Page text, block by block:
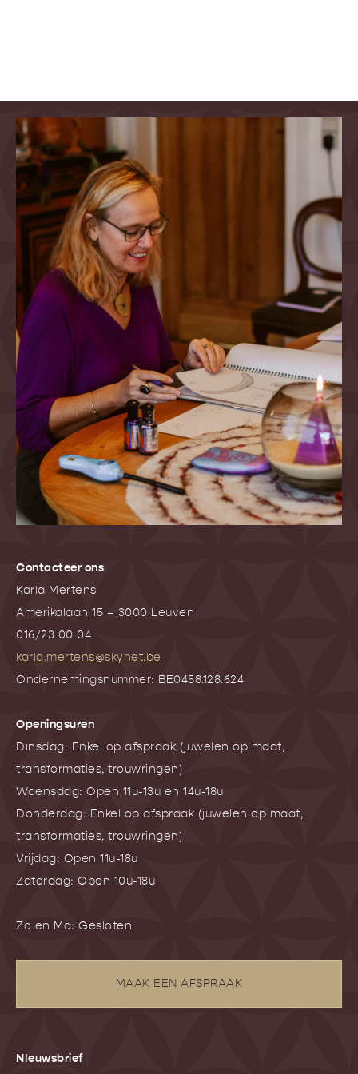
Contacteer ons
Karla Mertens
Amerikalaan 15 – 3000 Leuven
016/23 00 04
karla.mertens@skynet.be
Ondernemingsnummer: BE0458.128.624
Openingsuren
Dinsdag: Enkel op afspraak (juwelen op maat,
transformaties, trouwringen)
Woensdag: Open 11u-13u en 14u-18u
Donderdag: Enkel op afspraak (juwelen op maat,
transformaties, trouwringen)
Vrijdag: Open 11u-18u
Zaterdag: Open 10u-18u
Zo en Ma: Gesloten
MAAK EEN AFSPRAAK
NIeuwsbrief